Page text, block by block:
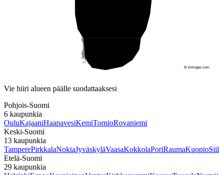
Vie hiiri alueen päälle suodattaaksesi
Pohjois-Suomi
6 kaupunkia
OuluKajaaniHaapavesiKemiTornioRovaniemi
Keski-Suomi
13 kaupunkia
TamperePirkkalaNokiaJyväskyläVaasaKokkolaPoriRaumaKuopio
Etelä-Suomi
29 kaupunkia